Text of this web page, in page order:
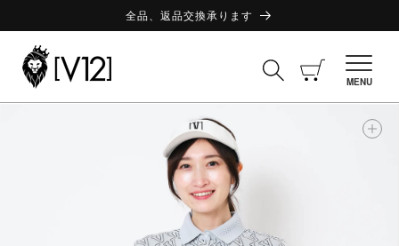
進む
全品、返品交換承ります
MENU
ー
商品情